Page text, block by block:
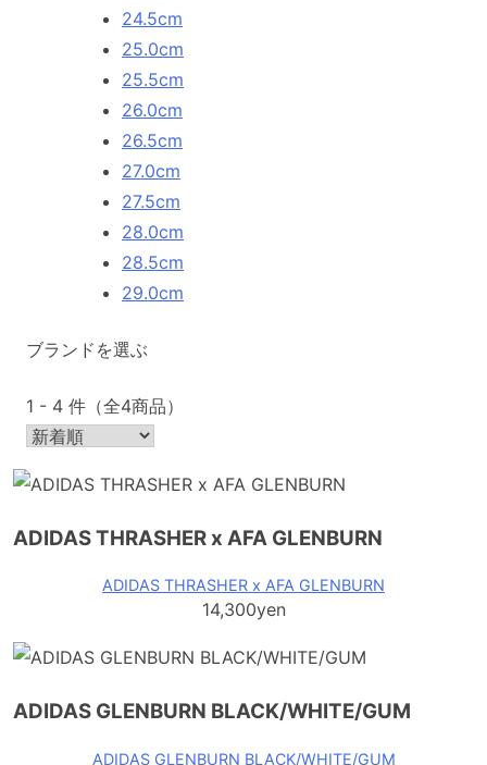
24.5cm
25.0cm
25.5cm
26.0cm
26.5cm
27.0cm
27.5cm
28.0cm
28.5cm
29.0cm
ブランドを選ぶ
1 - 4 件（全4商品）
ADIDAS THRASHER x AFA GLENBURN
ADIDAS THRASHER x AFA GLENBURN
14,300yen
ADIDAS GLENBURN BLACK/WHITE/GUM
ADIDAS GLENBURN BLACK/WHITE/GUM